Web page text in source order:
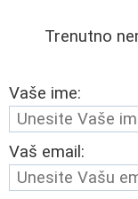
Trenutno
Vaše ime:
Vaš email: